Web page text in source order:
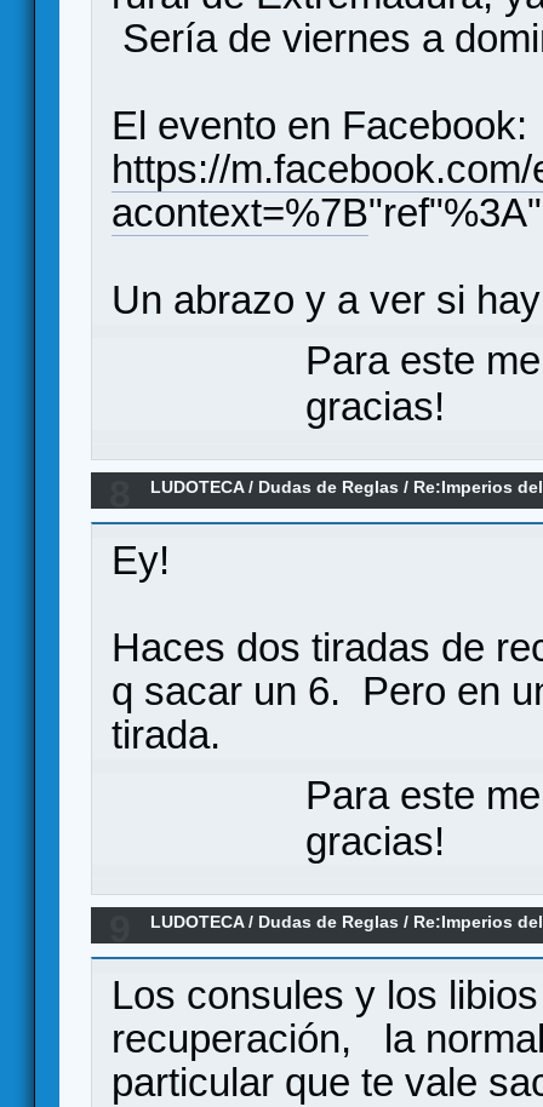
Sería de viernes a
El evento en Facebook:
https://
acontext=%7B
Un abrazo y a ver si
Para este
gracias!
LUDOTECA/ Dudas de Reglas / Re:Imperios
Ey!
Haces dos tiradas de
q sacar un 6. Pero en
tirada.
Para este
gracias!
LUDOTECA/ Dudas de Reglas / Re:Imperios
Los consules y los
recuperación, la
particular que te vale